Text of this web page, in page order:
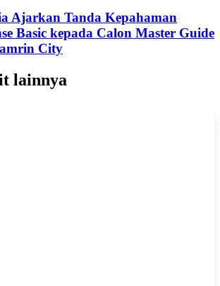
Ajarkan Tanda Kepahaman
Basic kepada Calon Master Guide
City
lainnya